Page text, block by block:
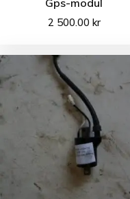
Gps-modul
2 500.00 kr